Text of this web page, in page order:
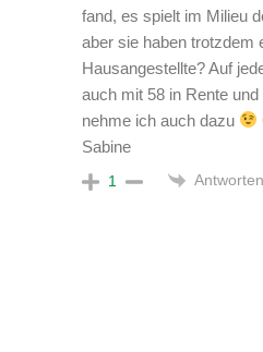
fand, es spielt im Milieu
aber sie haben trotzdem
Hausangestellte? Auf
auch mit 58 in Rente
nehme ich auch dazu
Sabine
1 Antworten